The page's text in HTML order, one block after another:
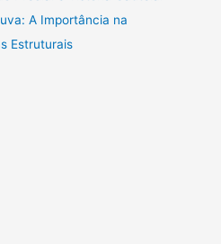
A Importância na
Estruturais